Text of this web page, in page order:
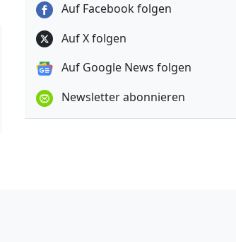
Auf Facebook folgen
Auf X folgen
Auf Google News folgen
Newsletter abonnieren